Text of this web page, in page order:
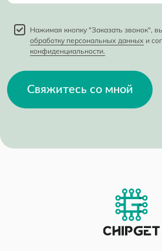
Нажимая кнопку "Заказать звонок",
обработку персональных данных и
конфиденциальности.
Свяжитесь со мной